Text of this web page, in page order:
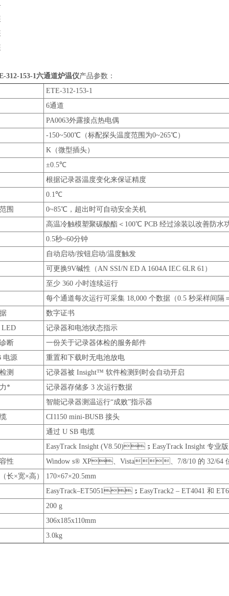
312-153-1六通道炉温仪产品参数：
ETE-312-153-1
6通道
PA0063外露接点热电偶
-150~500℃（标配探头温度范围为0~265℃）
K（微型插头）
±0.5℃
根据记录器温度变化来保证精度
0.1℃
围
0~85℃，超出时可自动安全关机
高温冷触模塑聚碳酸酯＜100℃ PCB 经过涂装以改善防水
0.5秒~60分钟
自动启动/按钮启动/温度触发
可更换9V碱性（AN SSI/N ED A 1604A IEC 6LR 61）
至少 360 小时连续运行
每个通道每次运行可采集 18,000 个数据（0.5 秒采样间隔
数字证书
记录器和电池状态指示
断
一份关于记录器体检的服务邮件
电源
重置和下载时无电池放电
测
记录器被 Insight™ 软件检测到时会自动开启
*
记录器存储多 3 次运行数据
智能记录器测温运行“成败”指示器
CI1150 mini-BUSB 接头
通过 U SB 电缆
EasyTrack Insight (V8.50)；EasyTrack Insight 专业
性
Window s® XP、Vista、7/8/10 的 32/64
长×宽×高）
170×67×20.5mm
EasyTrack–ET5051；EasyTrack2 – ET4041 和
200 g
306x185x110mm
3.0kg